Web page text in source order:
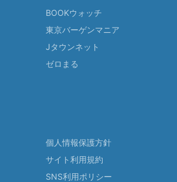
BOOKウォッチ
東京バーゲンマニア
Jタウンネット
ゼロまる
個人情報保護方針
サイト利用規約
SNS利用ポリシー